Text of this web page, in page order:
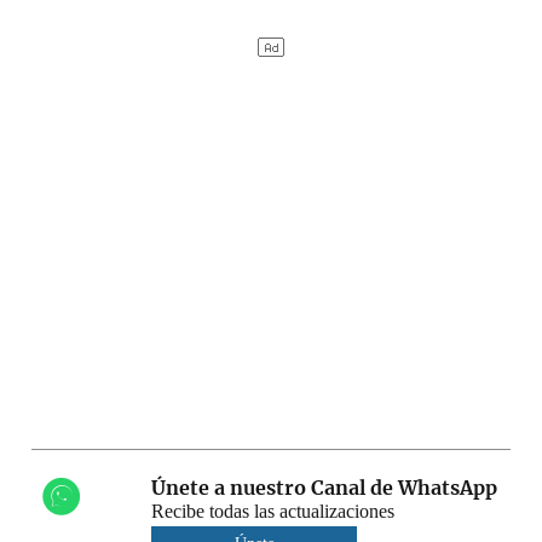
Únete a nuestro Canal de WhatsApp
Recibe todas las actualizaciones